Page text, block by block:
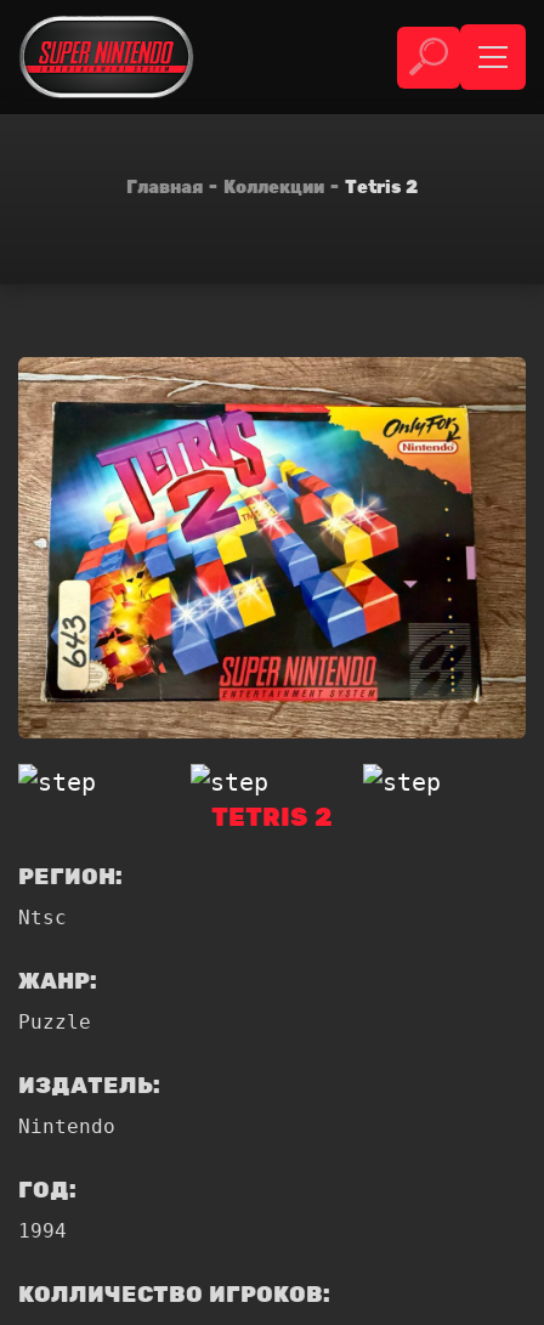
Главная Коллекции Tetris 2
TETRIS 2
РЕГИОН:
Ntsc
ЖАНР:
Puzzle
ИЗДАТЕЛЬ:
Nintendo
ГОД:
1994
КОЛЛИЧЕСТВО ИГРОКОВ: